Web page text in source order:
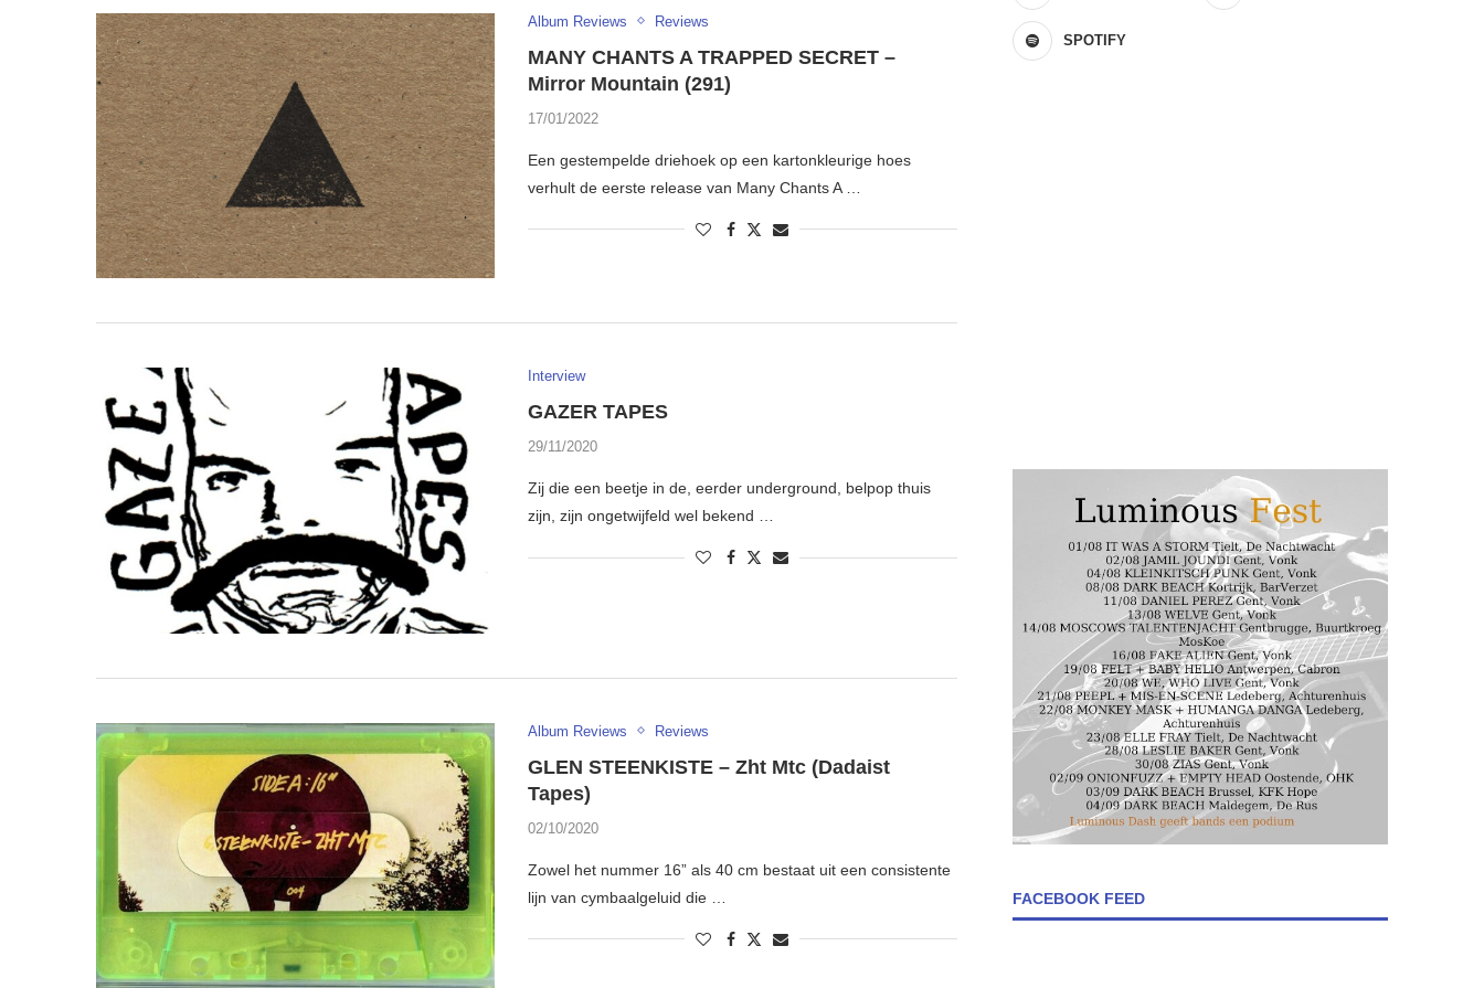
Album Reviews Reviews
MANY CHANTS A TRAPPED SECRET –
Mirror Mountain (291)
17/01/2022
Een gestempelde driehoek op een kartonkleurige hoes
verhult de eerste release van Many Chants A …
Interview
GAZER TAPES
29/11/2020
Zij die een beetje in de, eerder underground, belpop thuis
zijn, zijn ongetwijfeld wel bekend …
Album Reviews Reviews
GLEN STEENKISTE – Zht Mtc (Dadaist
Tapes)
02/10/2020
Zowel het nummer 16” als 40 cm bestaat uit een consistente
lijn van cymbaalgeluid die …
SPOTIFY
FACEBOOK FEED